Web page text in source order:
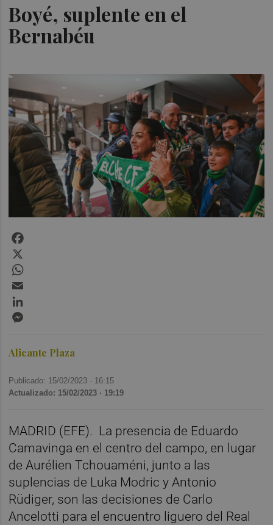
Boyé, suplente en el
Bernabéu
Alicante Plaza
Publicado: 15/02/2023 · 16:15
Actualizado: 15/02/2023 · 19:19
MADRID (EFE). La presencia de Eduardo
Camavinga en el centro del campo, en lugar
de Aurélien Tchouaméni, junto a las
suplencias de Luka Modric y Antonio
Rüdiger, son las decisiones de Carlo
Ancelotti para el encuentro liguero del Real